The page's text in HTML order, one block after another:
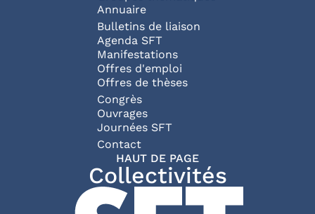
Annuaire
Bulletins de liaison
Agenda SFT
Manifestations
Offres d'emploi
Offres de thèses
Congrès
Ouvrages
Journées SFT
Pied de page
Contact
HAUT DE PAGE
Collectivités